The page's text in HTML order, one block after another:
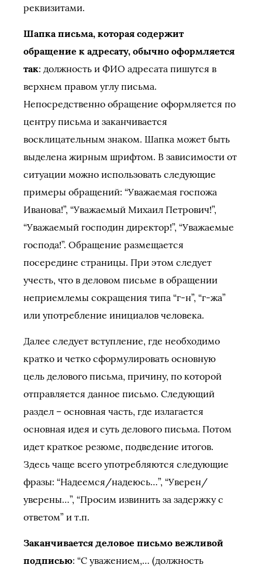
реквизитами.
Шапка письма, которая содержит
обращение к адресату, обычно оформляется
так: должность и ФИО адресата пишутся в
верхнем правом углу письма.
Непосредственно обращение оформляется по
центру письма и заканчивается
восклицательным знаком. Шапка может быть
выделена жирным шрифтом. В зависимости от
ситуации можно использовать следующие
примеры обращений: “Уважаемая госпожа
Иванова!”, “Уважаемый Михаил Петрович!”,
“Уважаемый господин директор!”, “Уважаемые
господа!”. Обращение размещается
посередине страницы. При этом следует
учесть, что в деловом письме в обращении
неприемлемы сокращения типа “г-н”, “г-жа”
или употребление инициалов человека.
Далее следует вступление, где необходимо
кратко и четко сформулировать основную
цель делового письма, причину, по которой
отправляется данное письмо. Следующий
раздел – основная часть, где излагается
основная идея и суть делового письма. Потом
идет краткое резюме, подведение итогов.
Здесь чаще всего употребляются следующие
фразы: “Надеемся/надеюсь…”, “Уверен/
уверены…”, “Просим извинить за задержку с
ответом” и т.п.
Заканчивается деловое письмо вежливой
подписью: “С уважением,… (должность